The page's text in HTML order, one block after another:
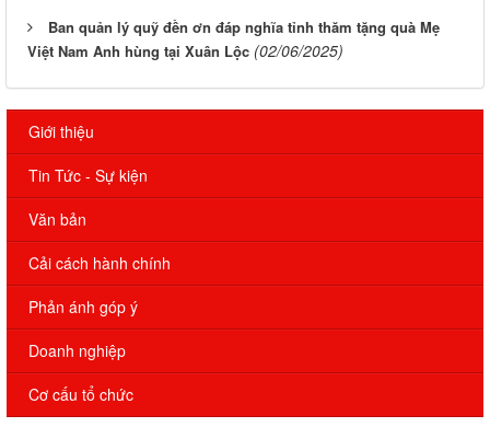
Ban quản lý quỹ đền ơn đáp nghĩa tỉnh thăm tặng quà Mẹ
Việt Nam Anh hùng tại Xuân Lộc (02/06/2025)
Giới thiệu
Tin Tức - Sự kiện
Văn bản
Cải cách hành chính
Phản ánh góp ý
Doanh nghiệp
Cơ cấu tổ chức